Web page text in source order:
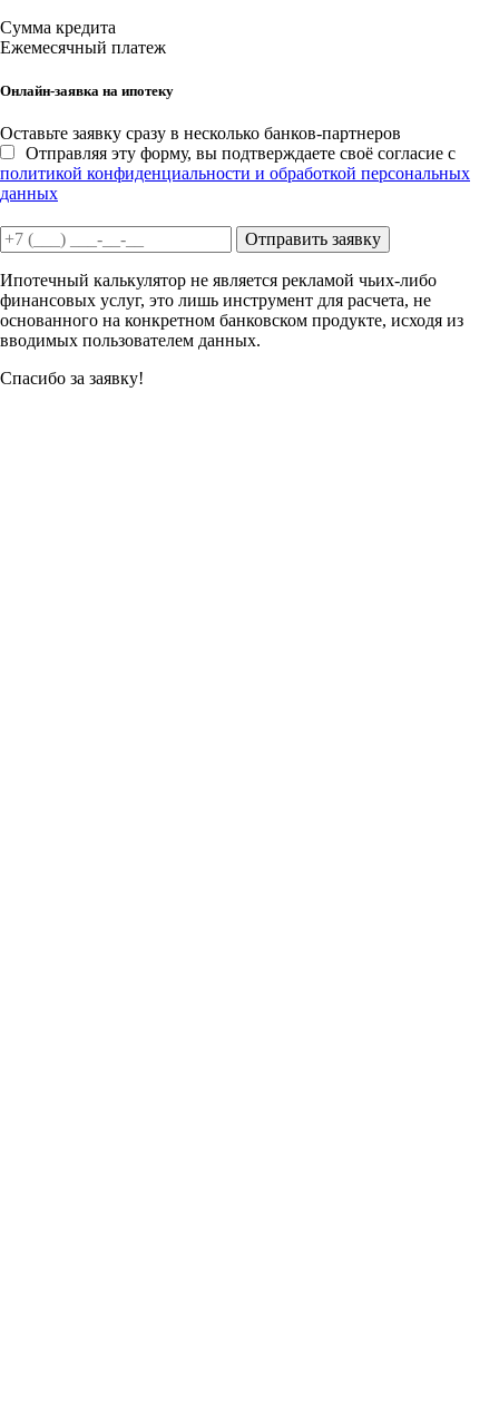
Сумма кредита
Ежемесячный платеж
Онлайн-заявка на ипотеку
Оставьте заявку сразу в несколько банков-партнеров
Отправляя эту форму, вы подтверждаете своё согласие с
политикой конфиденциальности и обработкой персональных
данных
Отправить заявку
Ипотечный калькулятор не является рекламой чьих-либо
финансовых услуг, это лишь инструмент для расчета, не
основанного на конкретном банковском продукте, исходя из
вводимых пользователем данных.
Спасибо за заявку!